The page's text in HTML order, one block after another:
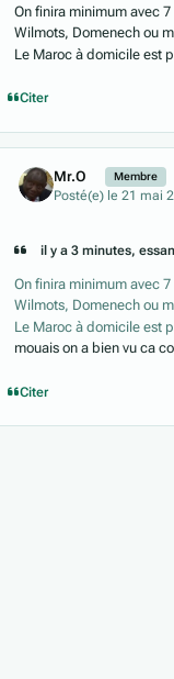
On finira minimum avec
Wilmots, Domenech ou
Le Maroc à domicile est
Citer
Mr.O Membre
Posté(e) le 21 mai
il y a 3 minutes,
On finira minimum avec
Wilmots, Domenech ou
Le Maroc à domicile est
mouais on a bien vu ca
Citer